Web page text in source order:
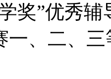
奖”优秀
一、二、